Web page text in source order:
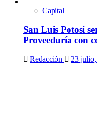
Capital
San Luis Potosí
Proveeduría con
Redacción 23